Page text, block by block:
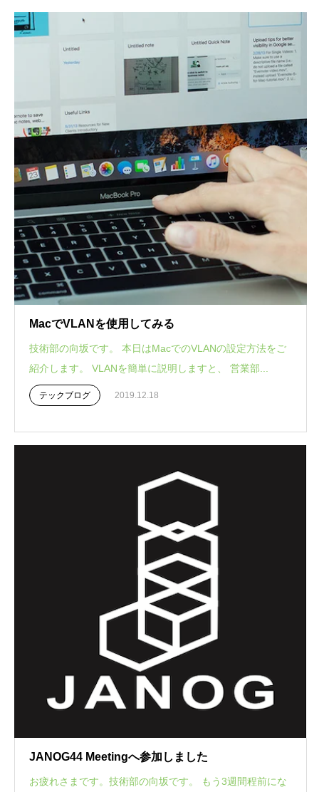
MacでVLANを使用してみる
技術部の向坂です。 本日はMacでのVLANの設定方法をご
紹介します。 VLANを簡単に説明しますと、 営業部...
テックブログ 2019.12.18
JANOG44 Meetingへ参加しました
お疲れさまです。技術部の向坂です。 もう3週間程前にな